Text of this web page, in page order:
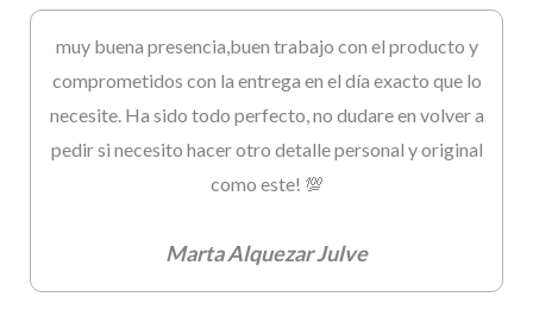
muy buena presencia,buen trabajo con el producto y
comprometidos con la entrega en el día exacto que lo
necesite. Ha sido todo perfecto, no dudare en volver a
pedir si necesito hacer otro detalle personal y original
como este! 💯
Marta Alquezar Julve